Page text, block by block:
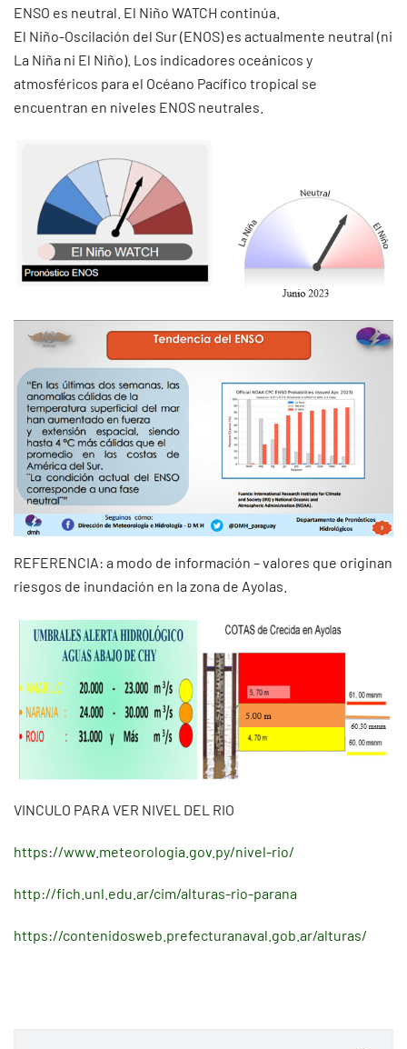
ENSO es neutral. El Niño WATCH continúa.
El Niño-Oscilación del Sur (ENOS) es actualmente neutral (ni
La Niña ni El Niño). Los indicadores oceánicos y
atmosféricos para el Océano Pacífico tropical se
encuentran en niveles ENOS neutrales.
REFERENCIA: a modo de información – valores que originan
riesgos de inundación en la zona de Ayolas.
VINCULO PARA VER NIVEL DEL RIO
https://www.meteorologia.gov.py/nivel-rio/
http://fich.unl.edu.ar/cim/alturas-rio-parana
https://contenidosweb.prefecturanaval.gob.ar/alturas/